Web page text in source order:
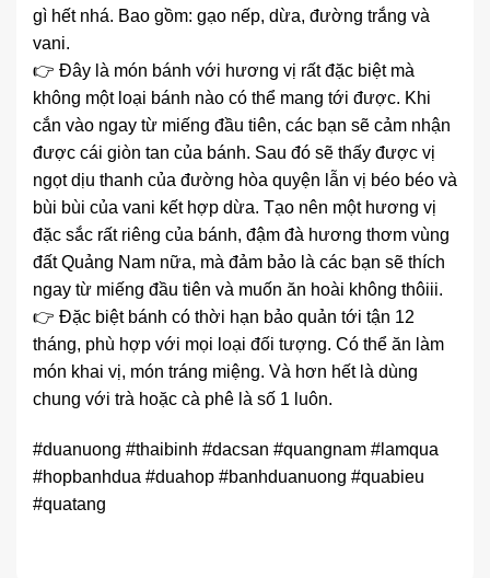
gì hết nhá. Bao gồm: gạo nếp, dừa, đường trắng và
vani.
👉 Đây là món bánh với hương vị rất đặc biệt mà
không một loại bánh nào có thể mang tới được. Khi
cắn vào ngay từ miếng đầu tiên, các bạn sẽ cảm nhận
được cái giòn tan của bánh. Sau đó sẽ thấy được vị
ngọt dịu thanh của đường hòa quyện lẫn vị béo béo và
bùi bùi của vani kết hợp dừa. Tạo nên một hương vị
đặc sắc rất riêng của bánh, đậm đà hương thơm vùng
đất Quảng Nam nữa, mà đảm bảo là các bạn sẽ thích
ngay từ miếng đầu tiên và muốn ăn hoài không thôiii.
👉 Đặc biệt bánh có thời hạn bảo quản tới tận 12
tháng, phù hợp với mọi loại đối tượng. Có thể ăn làm
món khai vị, món tráng miệng. Và hơn hết là dùng
chung với trà hoặc cà phê là số 1 luôn.
#duanuong #thaibinh #dacsan #quangnam #lamqua
#hopbanhdua #duahop #banhduanuong #quabieu
#quatang